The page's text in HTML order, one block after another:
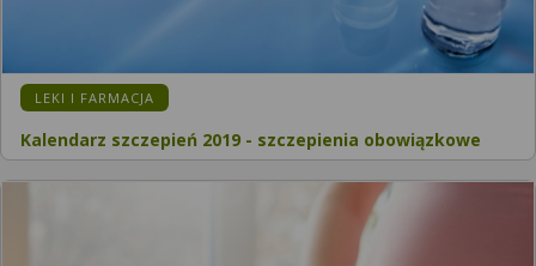
LEKI I FARMACJA
Kalendarz szczepień 2019 - szczepienia obowiązkowe